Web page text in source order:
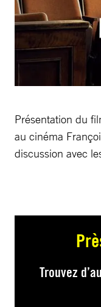
Présentation du
au cinéma
discussion avec
Trouvez